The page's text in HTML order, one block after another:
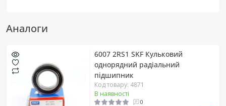
Аналоги
6007 2RS1 SKF Кульковий
однорядний радіальний
підшипник
Код товару: 4871
В наявності
0